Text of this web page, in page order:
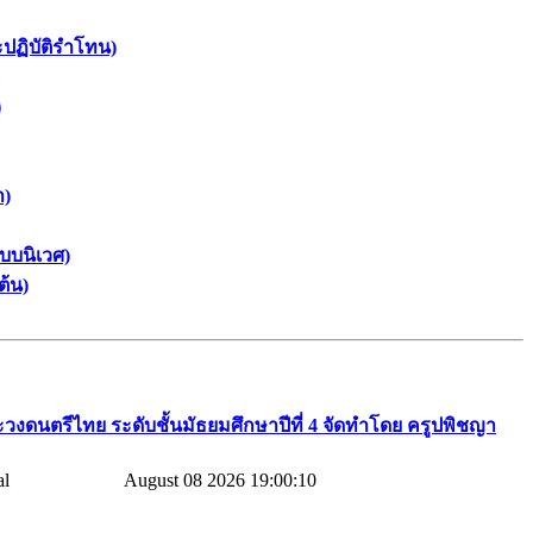
ฏิบัติรำโทน)
)
บนิเวศ)
น)
วงดนตรีไทย​ ระดับชั้นมัธยมศึกษาปีที่​ 4​ จัดทำโดย​ ครูปพิชญา​
August 08 2026 19:00:10